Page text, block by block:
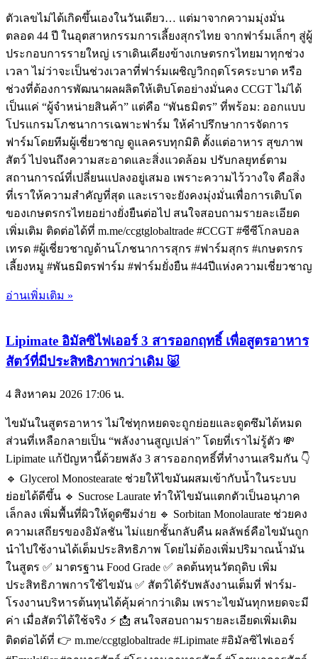
ตัวเลขไม่ได้เกิดขึ้นเองในวันเดียว… แต่มาจากความมุ่งมั่น
ตลอด 44 ปี ในอุตสาหกรรมการเลี้ยงสุกรไทย จากฟาร์มเล็กๆ สู่ผู้
ประกอบการรายใหญ่ เราเดินเคียงข้างเกษตรกรไทยมาทุกช่วง
เวลา ไม่ว่าจะเป็นช่วงเวลาที่ฟาร์มเผชิญวิกฤตโรคระบาด หรือ
ช่วงที่ต้องการพัฒนาผลผลิตให้เติบโตอย่างมั่นคง CCGT ไม่ได้
เป็นแค่ “ผู้จำหน่ายสินค้า” แต่คือ “พันธมิตร” ที่พร้อม: ออกแบบ
โปรแกรมโภชนาการเฉพาะฟาร์ม ให้คำปรึกษาการจัดการ
ฟาร์มโดยทีมผู้เชี่ยวชาญ ดูแลครบทุกมิติ ตั้งแต่อาหาร สุขภาพ
สัตว์ ไปจนถึงความสะอาดและสิ่งแวดล้อม ปรับกลยุทธ์ตาม
สถานการณ์ที่เปลี่ยนแปลงอยู่เสมอ เพราะความไว้วางใจ คือสิ่ง
ที่เราให้ความสำคัญที่สุด และเราจะยังคงมุ่งมั่นเพื่อการเติบโต
ของเกษตรกรไทยอย่างยั่งยืนต่อไป สนใจสอบถามรายละเอียด
เพิ่มเติม ติดต่อได้ที่ m.me/ccgtglobaltrade #CCGT #ซีซีโกลบอล
เทรด #ผู้เชี่ยวชาญด้านโภชนาการสุกร #ฟาร์มสุกร #เกษตรกร
เลี้ยงหมู #พันธมิตรฟาร์ม #ฟาร์มยั่งยืน #44ปีแห่งความเชี่ยวชาญ
อ่านเพิ่มเติม »
Lipimate อิมัลซิไฟเออร์ 3 สารออกฤทธิ์ เพื่อสูตรอาหาร
สัตว์ที่มีประสิทธิภาพกว่าเดิม 🐷
4 สิงหาคม 2026 17:06 น.
ไขมันในสูตรอาหาร ไม่ใช่ทุกหยดจะถูกย่อยและดูดซึมได้หมด
ส่วนที่เหลือกลายเป็น “พลังงานสูญเปล่า” โดยที่เราไม่รู้ตัว 💸
Lipimate แก้ปัญหานี้ด้วยพลัง 3 สารออกฤทธิ์ที่ทำงานเสริมกัน 👇
🔹 Glycerol Monostearate ช่วยให้ไขมันผสมเข้ากับน้ำในระบบ
ย่อยได้ดีขึ้น 🔹 Sucrose Laurate ทำให้ไขมันแตกตัวเป็นอนุภาค
เล็กลง เพิ่มพื้นที่ผิวให้ดูดซึมง่าย 🔹 Sorbitan Monolaurate ช่วยคง
ความเสถียรของอิมัลชัน ไม่แยกชั้นกลับคืน ผลลัพธ์คือไขมันถูก
นำไปใช้งานได้เต็มประสิทธิภาพ โดยไม่ต้องเพิ่มปริมาณน้ำมัน
ในสูตร ✅ มาตรฐาน Food Grade ✅ ลดต้นทุนวัตถุดิบ เพิ่ม
ประสิทธิภาพการใช้ไขมัน ✅ สัตว์ได้รับพลังงานเต็มที่ ฟาร์ม-
โรงงานบริหารต้นทุนได้คุ้มค่ากว่าเดิม เพราะไขมันทุกหยดจะมี
ค่า เมื่อสัตว์ได้ใช้จริง ⚡ 📩 สนใจสอบถามรายละเอียดเพิ่มเติม
ติดต่อได้ที่ 👉 m.me/ccgtglobaltrade #Lipimate #อิมัลซิไฟเออร์